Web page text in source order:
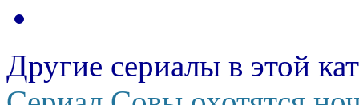
Другие сериалы в этой